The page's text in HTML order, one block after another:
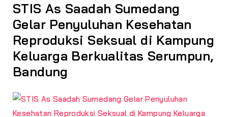
STIS As Saadah Sumedang
Gelar Penyuluhan Kesehatan
Reproduksi Seksual di Kampung
Keluarga Berkualitas Serumpun,
Bandung